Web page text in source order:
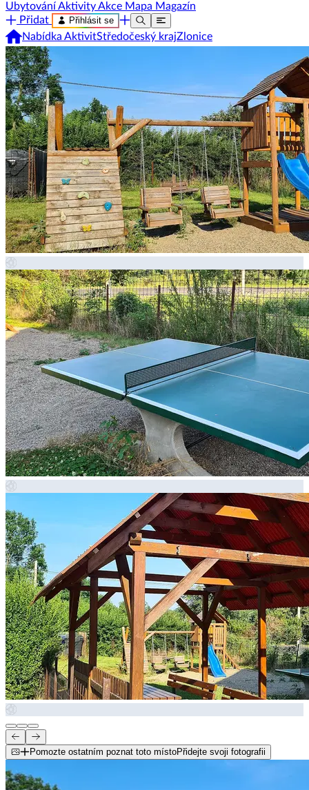
UbytováníAktivityAkce Mapa Magazín
Přidat
Přihlásit se
Nabídka AktivitStředočeský krajZlonice
Pomozte ostatním poznat toto místoPřidejte svoji fotografii